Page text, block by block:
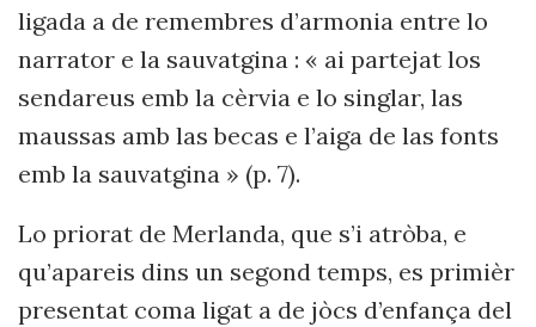
ligada a de remembres d’armonia entre lo
narrator e la sauvatgina : « ai partejat los
sendareus emb la cèrvia e lo singlar, las
maussas amb las becas e l’aiga de las fonts
emb la sauvatgina » (p. 7).
Lo priorat de Merlanda, que s’i atròba, e
qu’apareis dins un segond temps, es primièr
presentat coma ligat a de jòcs d’enfança del